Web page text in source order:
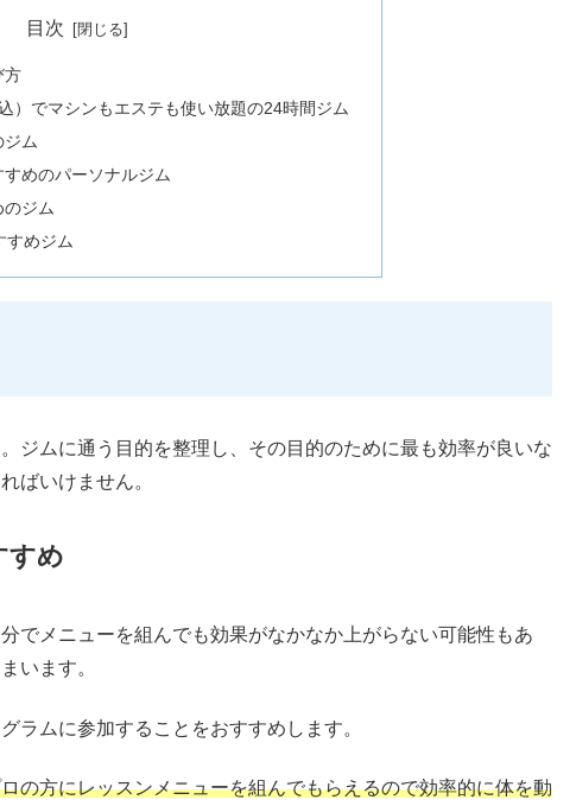
目次
方
）でマシンもエステも使い放題の24時間ジム
ム
めのパーソナルジム
ジム
すめジム
ジムに通う目的を整理し、その目的のために最も効率が良いな
ばいけません。
すめ
でメニューを組んでも効果がなかなか上がらない可能性もあ
います。
ラムに参加することをおすすめします。
の方にレッスンメニューを組んでもらえるので効率的に体を動